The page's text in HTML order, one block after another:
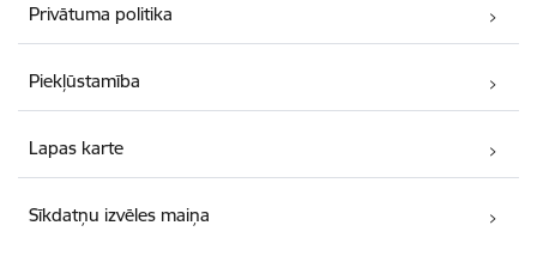
Privātuma politika
Piekļūstamība
Lapas karte
Sīkdatņu izvēles maiņa